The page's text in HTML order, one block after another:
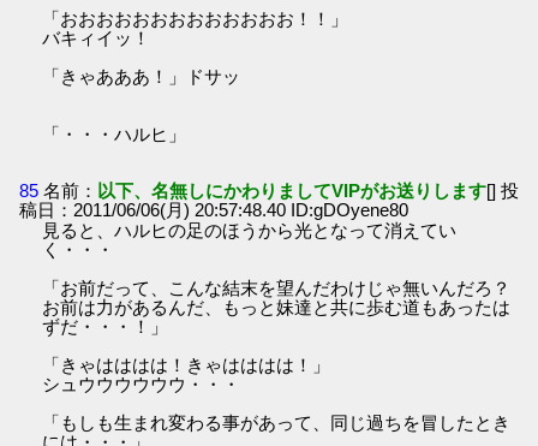
「おおおおおおおおおおおおお！！」
バキィイッ！
「きゃあああ！」ドサッ
「・・・ハルヒ」
85 名前： 以下、名無しにかわりましてVIPがお送りします[] 投
稿日：2011/06/06(月) 20:57:48.40 ID:gDOyene80
見ると、ハルヒの足のほうから光となって消えてい
く・・・
「お前だって、こんな結末を望んだわけじゃ無いんだろ？
お前は力があるんだ、もっと妹達と共に歩む道もあったは
ずだ・・・！」
「きゃはははは！きゃはははは！」
シュウウウウウウ・・・
「もしも生まれ変わる事があって、同じ過ちを冒したとき